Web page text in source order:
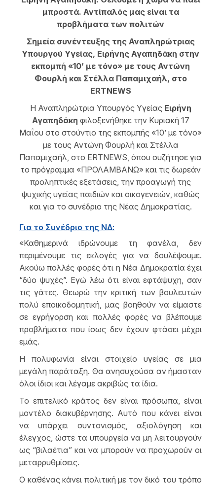
μπροστά. Αντίπαλός μας είναι τα
προβλήματα των πολιτών
Σημεία συνέντευξης της Αναπληρώτριας
Υπουργού Υγείας, Ειρήνης Αγαπηδάκη στην
εκπομπή «10’ με τόνο» με τους Αντώνη
Φουρλή και Στέλλα Παπαμιχαήλ, στο
ERTNEWS
Η Αναπληρώτρια Υπουργός Υγείας Ειρήνη
Αγαπηδάκη φιλοξενήθηκε την Κυριακή 17
Μαΐου στο στούντιο της εκπομπής «10’ με τόνο»
με τους Αντώνη Φουρλή και Στέλλα
Παπαμιχαήλ, στο ERTNEWS, όπου συζήτησε για
το πρόγραμμα «ΠΡΟΛΑΜΒΑΝΩ» και τις δωρεάν
προληπτικές εξετάσεις, την προαγωγή της
ψυχικής υγείας παιδιών και οικογενειών, καθώς
και για το συνέδριο της Νέας Δημοκρατίας.
Για το Συνέδριο της ΝΔ:
«Καθημερινά ιδρώνουμε τη φανέλα, δεν
περιμένουμε τις εκλογές για να δουλέψουμε.
Ακούω πολλές φορές ότι η Νέα Δημοκρατία έχει
“δύο ψυχές”. Εγώ λέω ότι είναι εφτάψυχη, σαν
τις γάτες. Θεωρώ την κριτική των βουλευτών
πολύ εποικοδομητική, μας βοηθούν να είμαστε
σε εγρήγορση και πολλές φορές να βλέπουμε
προβλήματα που ίσως δεν έχουν φτάσει μέχρι
εμάς.
Η πολυφωνία είναι στοιχείο υγείας σε μια
μεγάλη παράταξη. Θα ανησυχούσα αν ήμασταν
όλοι ίδιοι και λέγαμε ακριβώς τα ίδια.
Το επιτελικό κράτος δεν είναι πρόσωπα, είναι
μοντέλο διακυβέρνησης. Αυτό που κάνει είναι
να υπάρχει συντονισμός, αξιολόγηση και
έλεγχος, ώστε τα υπουργεία να μη λειτουργούν
ως “βιλαέτια” και να μπορούν να προχωρούν οι
μεταρρυθμίσεις.
Ο καθένας κάνει πολιτική με τον δικό του τρόπο